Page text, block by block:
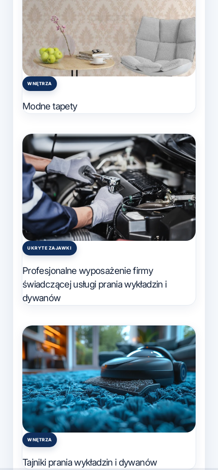
Posted
WNĘTRZA
Modne tapety
Posted
UKRYTE ZAJAWKI
Profesjonalne wyposażenie firmy
świadczącej usługi prania wykładzin i
dywanów
Posted
WNĘTRZA
Tajniki prania wykładzin i dywanów